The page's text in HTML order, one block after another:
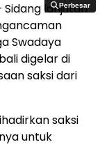
Perbesar
Perbesar
Sidang lanjutan
Swadaya
digelar di
saksi dari
saksi
untuk